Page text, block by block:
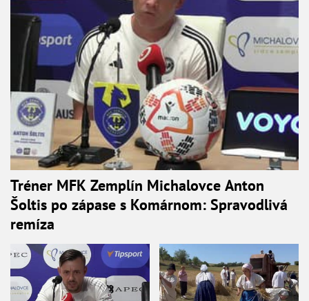
Tréner MFK Zemplín Michalovce Anton
Šoltis po zápase s Komárnom: Spravodlivá
remíza